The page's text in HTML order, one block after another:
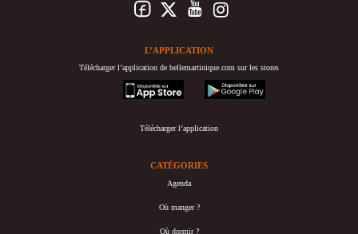
L’APPLICATION
Télécharger l’application de bellemartinique.com sur les stores
appstore
googleplay
Télécharger l’application
CATÉGORIES
Agenda
Où manger ?
Où dormir ?